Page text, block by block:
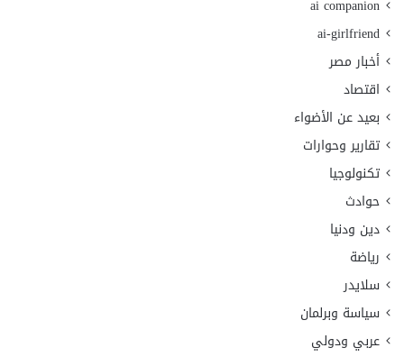
ai companion
ai-girlfriend
أخبار مصر
اقتصاد
بعيد عن الأضواء
تقارير وحوارات
تكنولوجيا
حوادث
دين ودنيا
رياضة
سلايدر
سياسة وبرلمان
عربي ودولي